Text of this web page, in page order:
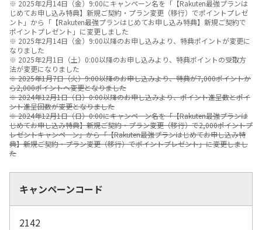
※ 2025年2月14日（金）9:00にキャンペーン名を「【Rakuten最強プランは
じめてお申し込み特典】新規ご契約・プラン変更（移行）でポイントプレゼ
ント」から「【Rakuten最強プランはじめてお申し込み特典】新規ご契約で
ポイントプレゼント」に変更しました
※ 2025年2月14日（金）9:00以降のお申し込みより、特典ポイントが変更に
なりました
※ 2025年2月1日（土）0:00以降のお申し込みより、特典ポイントの受取方
法が変更になりました
※ 2025年1月7日（火）9:00以降のお申し込みより、特典が7,000ポイントか
ら2,000ポイントへ変更となりました
※ 2024年12月1日（日）0:00以降のお申し込みより、ポイント進呈数とポイ
ント進呈回数が変更となりました
※ 2024年12月1日（日）0:00にキャンペーン名を「【Rakuten最強プランは
じめてお申し込み特典】新規ご契約・プラン変更（移行）で2,000ポイントプ
レゼントキャンペーン」から「【Rakuten最強プランはじめてお申し込み特
典】新規ご契約・プラン変更（移行）でポイントプレゼント」に変更しまし
た
キャンペーンコード
2142